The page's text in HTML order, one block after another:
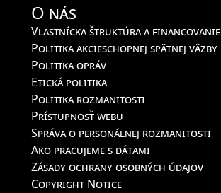
O nás
Vlastnícka štruktúra a financovanie
Politika akcieschopnej spätnej väzby
Politika opráv
Etická politika
Politika rozmanitosti
Prístupnosť webu
Správa o personálnej rozmanitosti
Ako pracujeme s dátami
Zásady ochrany osobných údajov
Copyright Notice